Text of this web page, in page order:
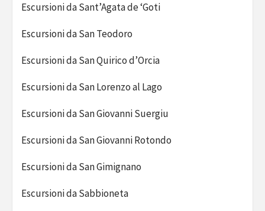
Escursioni da Sant’Agata de ‘Goti
Escursioni da San Teodoro
Escursioni da San Quirico d’Orcia
Escursioni da San Lorenzo al Lago
Escursioni da San Giovanni Suergiu
Escursioni da San Giovanni Rotondo
Escursioni da San Gimignano
Escursioni da Sabbioneta